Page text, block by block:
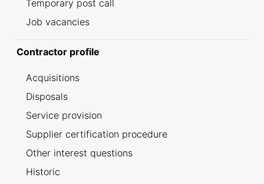
Temporary post call
Job vacancies
Contractor profile
Acquisitions
Disposals
Service provision
Supplier certification procedure
Other interest questions
Historic